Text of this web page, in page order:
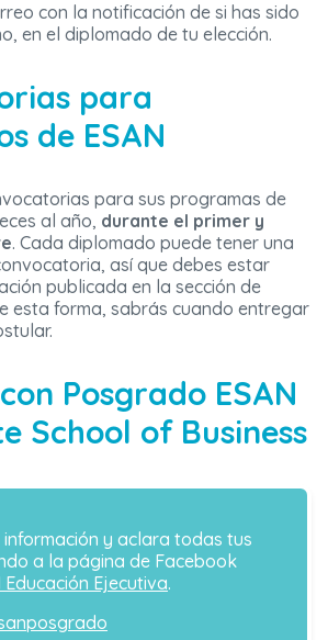
con la notificación de si has sido
en el diplomado de tu elección.
para
de ESAN
para sus programas de
al año, durante el primer y
. Cada diplomado puede tener una
así que debes estar
publicada en la sección de
esta forma, sabrás cuando entregar
Posgrado ESAN
School of Business
información y aclara todas tus
a la página de Facebook
Educación Ejecutiva.